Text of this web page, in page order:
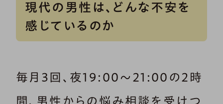
現代の男性は、どんな不安を
感じているのか
毎月3回、夜19:00～21:00の2時
間、男性からの悩み相談を受けつ